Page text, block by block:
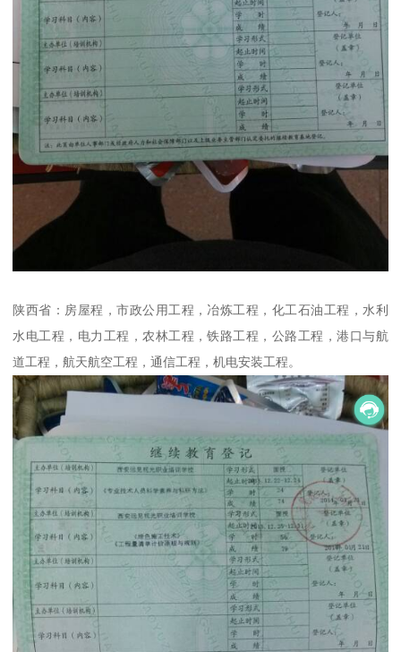
陕西省：房屋程，市政公用工程，冶炼工程，化工石油工程，水利
水电工程，电力工程，农林工程，铁路工程，公路工程，港口与航
道工程，航天航空工程，通信工程，机电安装工程。